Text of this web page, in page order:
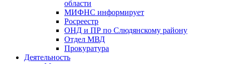
области
МИФНС информирует
Росреестр
ОНД и ПР по Слюдянскому району
Отдел МВД
Прокуратура
Деятельность